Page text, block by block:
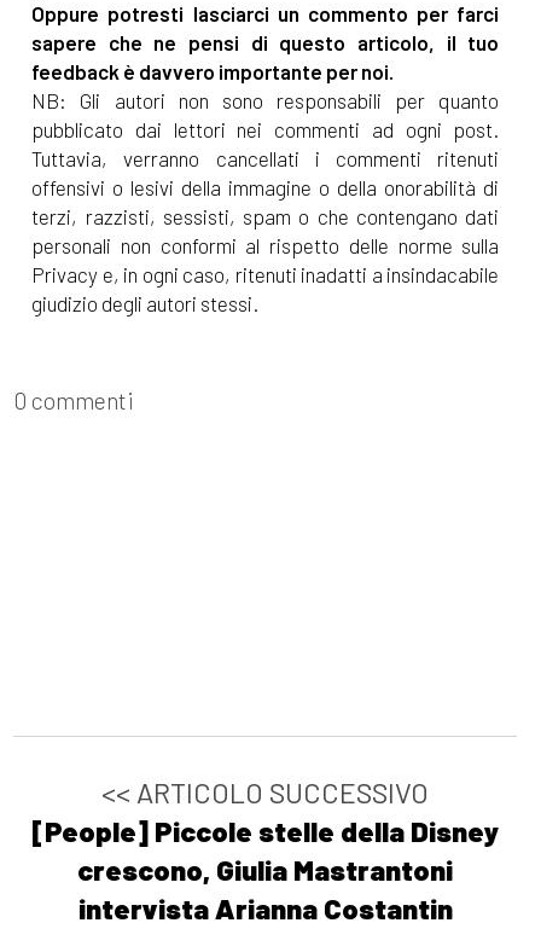
Oppure potresti lasciarci un commento per farci
sapere che ne pensi di questo articolo, il tuo
feedback è davvero importante per noi.
NB: Gli autori non sono responsabili per quanto
pubblicato dai lettori nei commenti ad ogni post.
Tuttavia, verranno cancellati i commenti ritenuti
offensivi o lesivi della immagine o della onorabilità di
terzi, razzisti, sessisti, spam o che contengano dati
personali non conformi al rispetto delle norme sulla
Privacy e, in ogni caso, ritenuti inadatti a insindacabile
giudizio degli autori stessi.
0 commenti
<< ARTICOLO SUCCESSIVO
[People] Piccole stelle della Disney
crescono, Giulia Mastrantoni
intervista Arianna Costantin